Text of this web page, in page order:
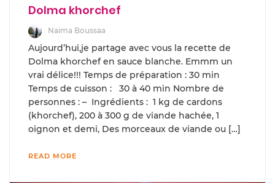
Dolma khorchef
Naima Boussaa
Aujourd’hui,je partage avec vous la recette de
Dolma khorchef en sauce blanche. Emmm un
vrai délice!!! Temps de préparation : 30 min
Temps de cuisson : 30 à 40 min Nombre de
personnes : – Ingrédients : 1 kg de cardons
(khorchef), 200 à 300 g de viande hachée, 1
oignon et demi, Des morceaux de viande ou […]
READ MORE